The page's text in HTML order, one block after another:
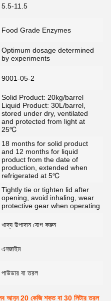
5.5-11.5
Food Grade Enzymes
Optimum dosage determined
by experiments
9001-05-2
Solid Product: 20kg/barrel
Liquid Product: 30L/barrel,
stored under dry, ventilated
and protected from light at
25℃
18 months for solid product
and 12 months for liquid
product from the date of
production, extended when
refrigerated at 5℃
Tightly tie or tighten lid after
opening, avoid inhaling, wear
protective gear when operating
খাদ্য উপাদান যোগ করুন
এনজাইম
পাউডার বা তরল
আনুন 20 কেজি শক্ত বা 30 লিটার তরল